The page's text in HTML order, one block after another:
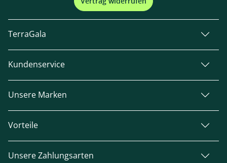
TerraGala
Kundenservice
Unsere Marken
Vorteile
Unsere Zahlungsarten